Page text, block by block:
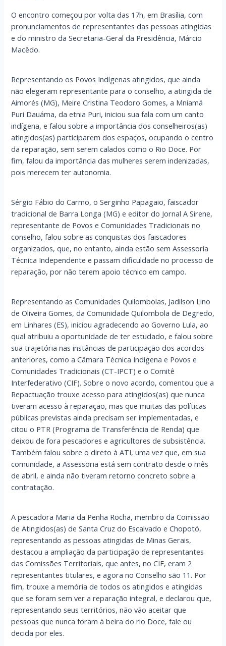
O encontro começou por volta das 17h, em Brasília, com
pronunciamentos de representantes das pessoas atingidas
e do ministro da Secretaria-Geral da Presidência, Márcio
Macêdo.
Representando os Povos Indígenas atingidos, que ainda
não elegeram representante para o conselho, a atingida de
Aimorés (MG), Meire Cristina Teodoro Gomes, a Mniamá
Puri Dauáma, da etnia Puri, iniciou sua fala com um canto
indígena, e falou sobre a importância dos conselheiros(as)
atingidos(as) participarem dos espaços, ocupando o centro
da reparação, sem serem calados como o Rio Doce. Por
fim, falou da importância das mulheres serem indenizadas,
pois merecem ter autonomia.
Sérgio Fábio do Carmo, o Serginho Papagaio, faiscador
tradicional de Barra Longa (MG) e editor do Jornal A Sirene,
representante de Povos e Comunidades Tradicionais no
conselho, falou sobre as conquistas dos faiscadores
organizados, que, no entanto, ainda estão sem Assessoria
Técnica Independente e passam dificuldade no processo de
reparação, por não terem apoio técnico em campo.
Representando as Comunidades Quilombolas, Jadilson Lino
de Oliveira Gomes, da Comunidade Quilombola de Degredo,
em Linhares (ES), iniciou agradecendo ao Governo Lula, ao
qual atribuiu a oportunidade de ter estudado, e falou sobre
sua trajetória nas instâncias de participação dos acordos
anteriores, como a Câmara Técnica Indígena e Povos e
Comunidades Tradicionais (CT-IPCT) e o Comitê
Interfederativo (CIF). Sobre o novo acordo, comentou que a
Repactuação trouxe acesso para atingidos(as) que nunca
tiveram acesso à reparação, mas que muitas das políticas
públicas previstas ainda precisam ser implementadas, e
citou o PTR (Programa de Transferência de Renda) que
deixou de fora pescadores e agricultores de subsistência.
Também falou sobre o direto à ATI, uma vez que, em sua
comunidade, a Assessoria está sem contrato desde o mês
de abril, e ainda não tiveram retorno concreto sobre a
contratação.
A pescadora Maria da Penha Rocha, membro da Comissão
de Atingidos(as) de Santa Cruz do Escalvado e Chopotó,
representando as pessoas atingidas de Minas Gerais,
destacou a ampliação da participação de representantes
das Comissões Territoriais, que antes, no CIF, eram 2
representantes titulares, e agora no Conselho são 11. Por
fim, trouxe a memória de todos os atingidos e atingidas
que se foram sem ver a reparação integral, e declarou que,
representando seus territórios, não vão aceitar que
pessoas que nunca foram à beira do rio Doce, fale ou
decida por eles.